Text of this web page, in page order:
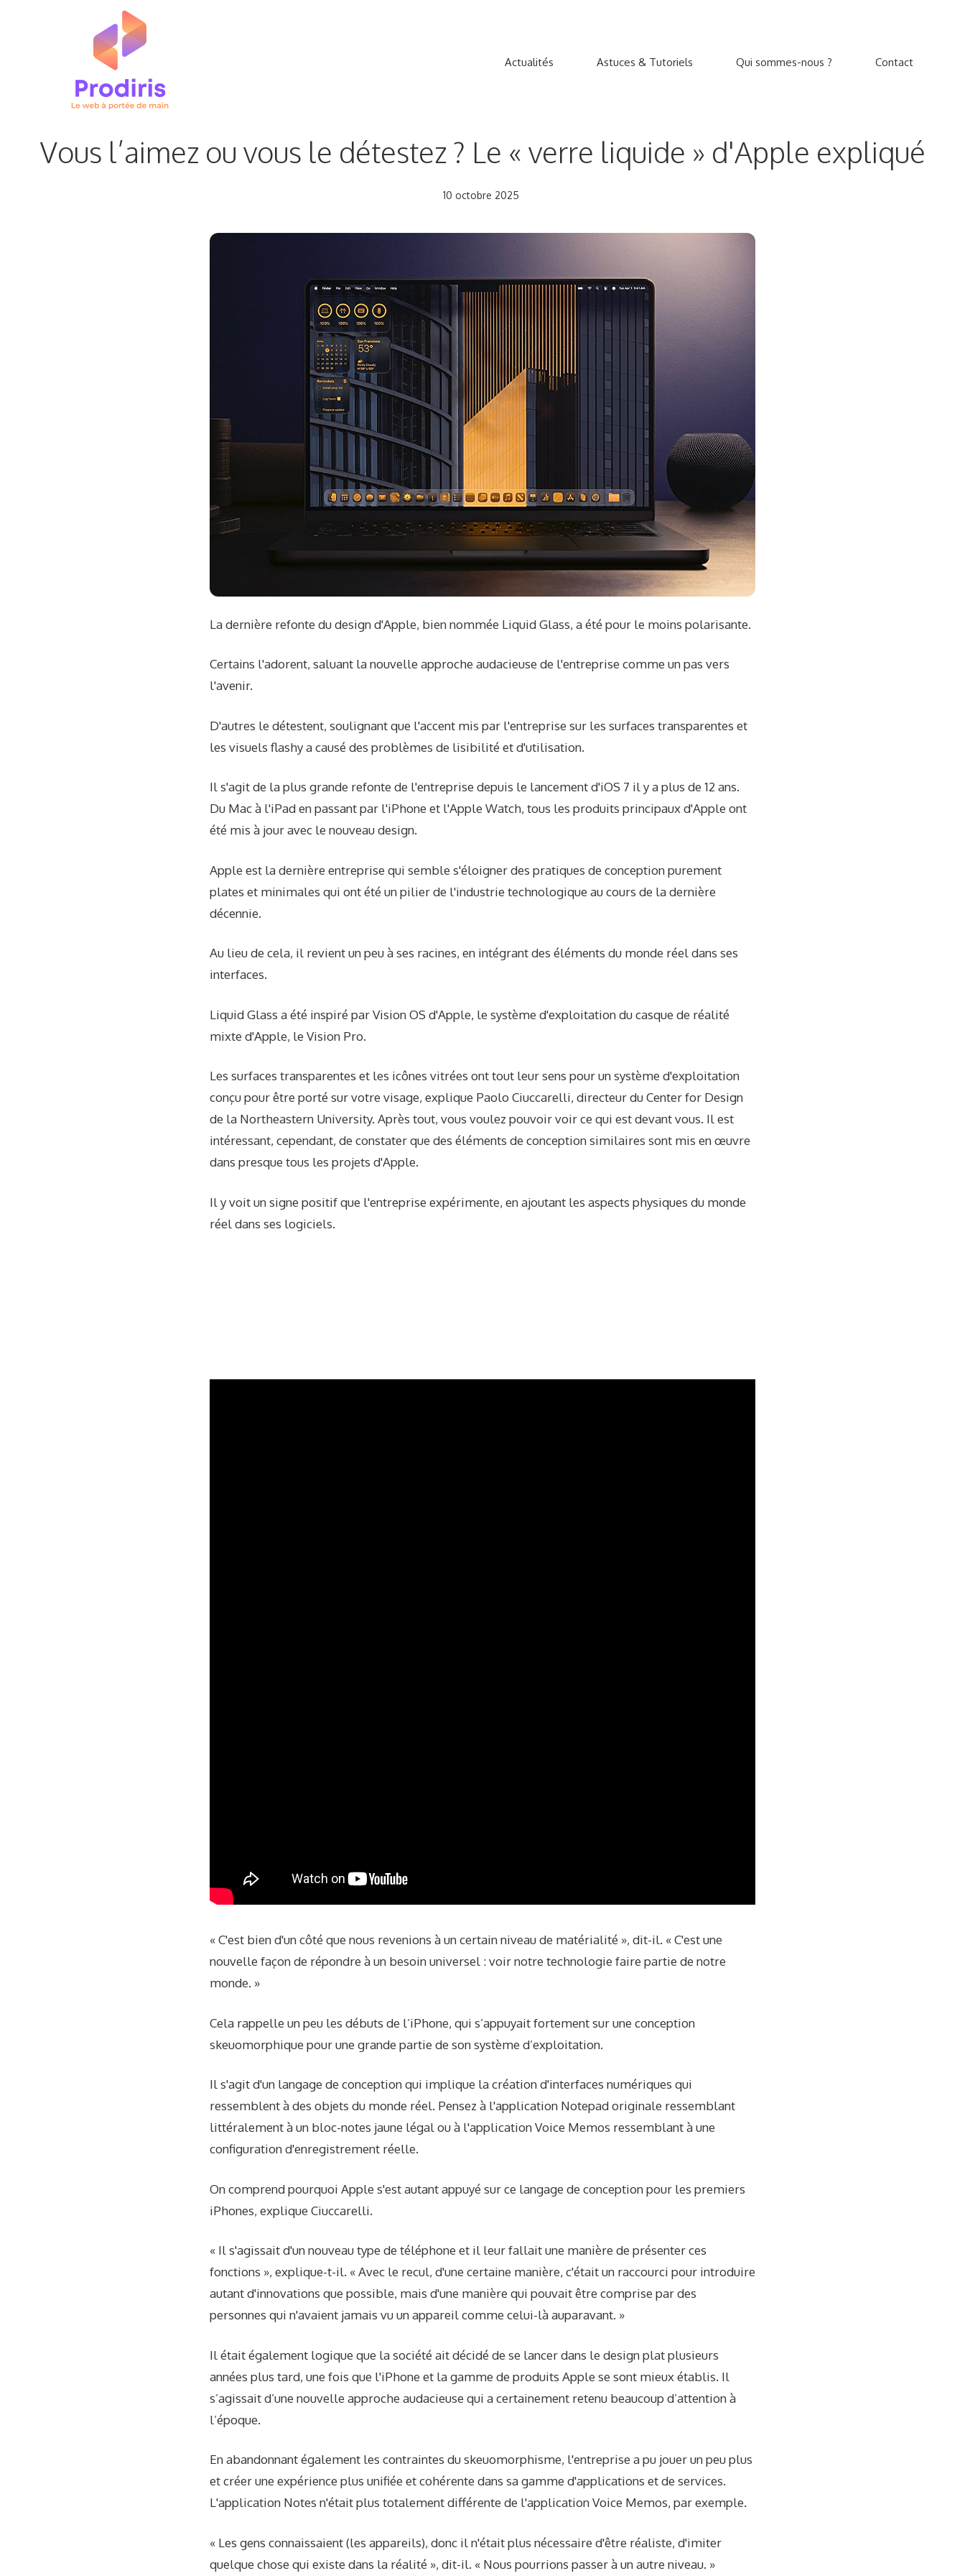
Actualités Astuces & Tutoriels Qui sommes-nous ? Contact
Vous l’aimez ou vous le détestez ? Le « verre liquide » d'Apple expliqué
10 octobre 2025
La dernière refonte du design d'Apple, bien nommée Liquid Glass, a été pour le moins polarisante.
Certains l'adorent, saluant la nouvelle approche audacieuse de l'entreprise comme un pas vers
l'avenir.
D'autres le détestent, soulignant que l'accent mis par l'entreprise sur les surfaces transparentes et
les visuels flashy a causé des problèmes de lisibilité et d'utilisation.
Il s'agit de la plus grande refonte de l'entreprise depuis le lancement d'iOS 7 il y a plus de 12 ans.
Du Mac à l'iPad en passant par l'iPhone et l'Apple Watch, tous les produits principaux d'Apple ont
été mis à jour avec le nouveau design.
Apple est la dernière entreprise qui semble s'éloigner des pratiques de conception purement
plates et minimales qui ont été un pilier de l'industrie technologique au cours de la dernière
décennie.
Au lieu de cela, il revient un peu à ses racines, en intégrant des éléments du monde réel dans ses
interfaces.
Liquid Glass a été inspiré par Vision OS d'Apple, le système d'exploitation du casque de réalité
mixte d'Apple, le Vision Pro.
Les surfaces transparentes et les icônes vitrées ont tout leur sens pour un système d'exploitation
conçu pour être porté sur votre visage, explique Paolo Ciuccarelli, directeur du Center for Design
de la Northeastern University. Après tout, vous voulez pouvoir voir ce qui est devant vous. Il est
intéressant, cependant, de constater que des éléments de conception similaires sont mis en œuvre
dans presque tous les projets d'Apple.
Il y voit un signe positif que l'entreprise expérimente, en ajoutant les aspects physiques du monde
réel dans ses logiciels.
« C'est bien d'un côté que nous revenions à un certain niveau de matérialité », dit-il. « C'est une
nouvelle façon de répondre à un besoin universel : voir notre technologie faire partie de notre
monde. »
Cela rappelle un peu les débuts de l’iPhone, qui s’appuyait fortement sur une conception
skeuomorphique pour une grande partie de son système d’exploitation.
Il s'agit d'un langage de conception qui implique la création d'interfaces numériques qui
ressemblent à des objets du monde réel. Pensez à l'application Notepad originale ressemblant
littéralement à un bloc-notes jaune légal ou à l'application Voice Memos ressemblant à une
configuration d'enregistrement réelle.
On comprend pourquoi Apple s'est autant appuyé sur ce langage de conception pour les premiers
iPhones, explique Ciuccarelli.
« Il s'agissait d'un nouveau type de téléphone et il leur fallait une manière de présenter ces
fonctions », explique-t-il. « Avec le recul, d'une certaine manière, c'était un raccourci pour introduire
autant d'innovations que possible, mais d'une manière qui pouvait être comprise par des
personnes qui n'avaient jamais vu un appareil comme celui-là auparavant. »
Il était également logique que la société ait décidé de se lancer dans le design plat plusieurs
années plus tard, une fois que l'iPhone et la gamme de produits Apple se sont mieux établis. Il
s’agissait d’une nouvelle approche audacieuse qui a certainement retenu beaucoup d’attention à
l’époque.
En abandonnant également les contraintes du skeuomorphisme, l'entreprise a pu jouer un peu plus
et créer une expérience plus unifiée et cohérente dans sa gamme d'applications et de services.
L'application Notes n'était plus totalement différente de l'application Voice Memos, par exemple.
« Les gens connaissaient (les appareils), donc il n'était plus nécessaire d'être réaliste, d'imiter
quelque chose qui existe dans la réalité », dit-il. « Nous pourrions passer à un autre niveau. »